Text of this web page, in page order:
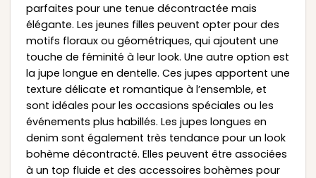
parfaites pour une tenue décontractée mais
élégante. Les jeunes filles peuvent opter pour des
motifs floraux ou géométriques, qui ajoutent une
touche de féminité à leur look. Une autre option est
la jupe longue en dentelle. Ces jupes apportent une
texture délicate et romantique à l’ensemble, et
sont idéales pour les occasions spéciales ou les
événements plus habillés. Les jupes longues en
denim sont également très tendance pour un look
bohème décontracté. Elles peuvent être associées
à un top fluide et des accessoires bohèmes pour